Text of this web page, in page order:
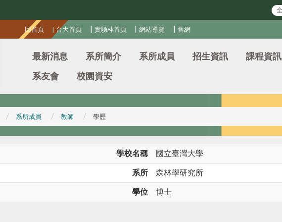
回首頁 | 台大首頁 | 實驗林首頁 |網站導覽 |舊網
最新消息 系所簡介 系所成員 招生資訊 課程資訊
系友會
校園資安
系所成員 教師 學歷
學校名稱 國立臺灣大學
系所 森林學研究所
學位 博士